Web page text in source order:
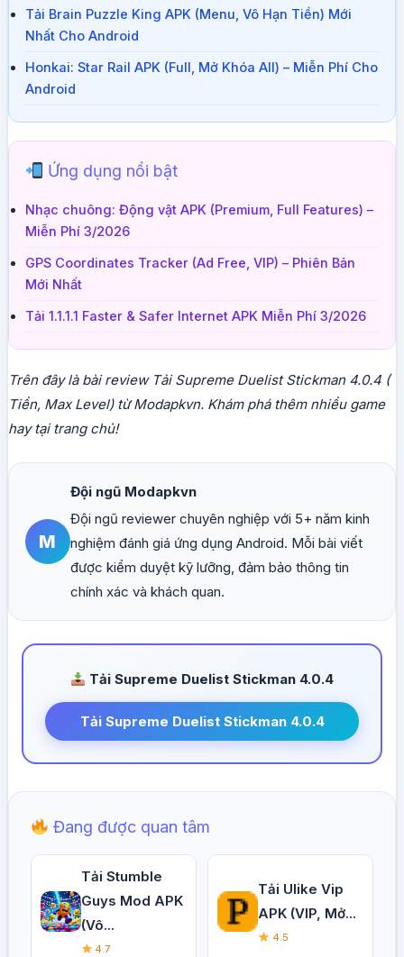
Tải Brain Puzzle King APK (Menu, Vô Hạn Tiền) Mới
Nhất Cho Android
Honkai: Star Rail APK (Full, Mở Khóa All) – Miễn Phí Cho
Android
Ứng dụng nổi bật
Nhạc chuông: Động vật APK (Premium, Full Features) –
Miễn Phí 3/2026
GPS Coordinates Tracker (Ad Free, VIP) – Phiên Bản
Mới Nhất
Tải 1.1.1.1 Faster & Safer Internet APK Miễn Phí 3/2026
Trên đây là bài review Tải Supreme Duelist Stickman 4.0.4 (
Tiền, Max Level) từ Modapkvn. Khám phá thêm nhiều game
hay tại trang chủ!
M
Đội ngũ Modapkvn
Đội ngũ reviewer chuyên nghiệp với 5+ năm kinh
nghiệm đánh giá ứng dụng Android. Mỗi bài viết
được kiểm duyệt kỹ lưỡng, đảm bảo thông tin
chính xác và khách quan.
Tải Supreme Duelist Stickman 4.0.4
Tải Supreme Duelist Stickman 4.0.4
Đang được quan tâm
Tải Stumble
Guys Mod APK
(Vô...
4.7
Tải Ulike Vip
APK (VIP, Mở...
4.5